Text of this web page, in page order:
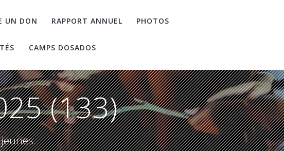
UN DON RAPPORT ANNUEL PHOTOS
CAMPS DOSADOS
(133)